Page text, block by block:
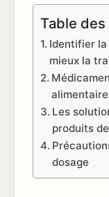
Table
Identifier
mieux la
Les
produits
dosage